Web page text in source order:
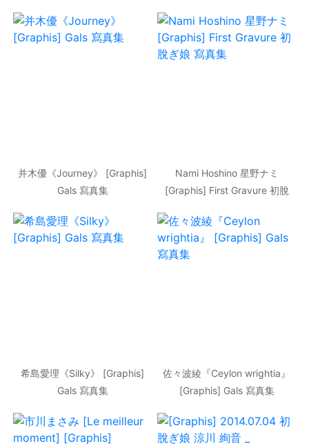
并木優《Journey》 [Graphis]
Gals 寫真集
Nami Hoshino 星野ナミ
[Graphis] First Gravure 初脫
希島愛理《Silky》 [Graphis]
Gals 寫真集
佐々波綾『Ceylon wrightia』
[Graphis] Gals 寫真集